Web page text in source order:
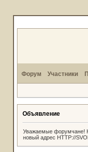
Форум Участники
Объявление
Уважаемые форумчане!
новый адрес HTTP://